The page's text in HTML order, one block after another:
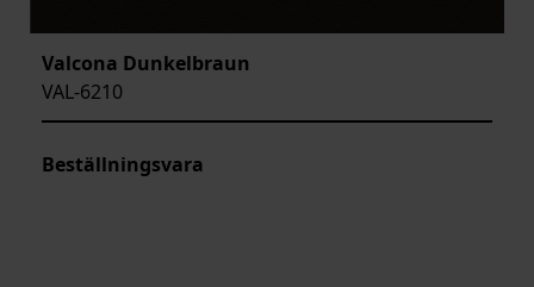
Valcona Dunkelbraun
VAL-6210
Beställningsvara